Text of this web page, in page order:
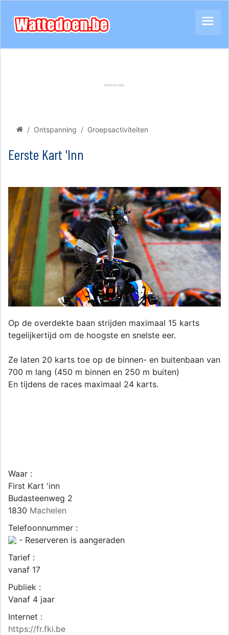
Ontspanning Groepsactiviteiten
Eerste Kart 'Inn
Op de overdekte baan strijden maximaal 15 karts
tegelijkertijd om de hoogste en snelste eer.
Ze laten 20 karts toe op de binnen- en buitenbaan van
700 m lang (450 m binnen en 250 m buiten)
En tijdens de races maximaal 24 karts.
Waar :
First Kart 'inn
Budasteenweg 2
1830 Machelen
Telefoonnummer :
- Reserveren is aangeraden
Tarief :
vanaf 17
Publiek :
Vanaf 4 jaar
Internet :
https://fr.fki.be